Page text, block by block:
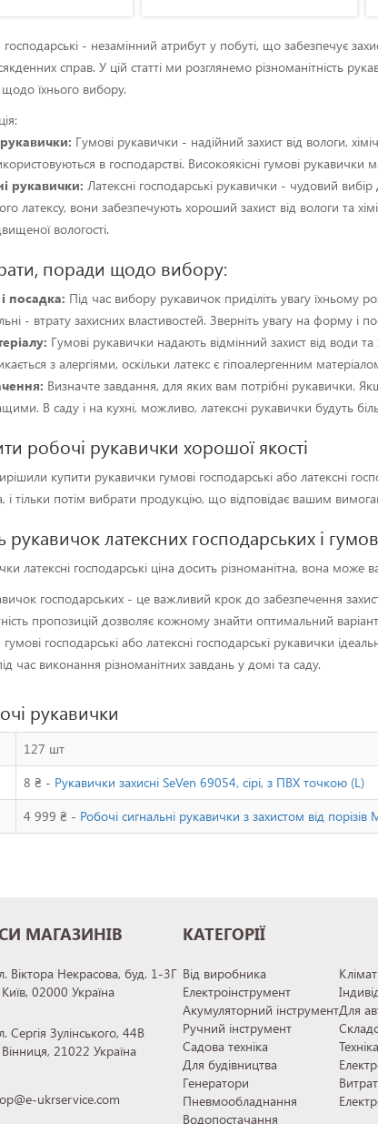
- незамінний атрибут у побуті, що забезпечує
справ. У цій статті ми розглянемо різноманітність
їхнього вибору.
Гумові рукавички - надійний захист від вологи,
в господарстві. Високоякісні гумові рукавички
рукавички: Латексні господарські рукавички - чудовий вибір
латексу, вони забезпечують хороший захист від вологи та
вологості.
поради щодо вибору:
посадка: Під час вибору рукавичок приділіть увагу їхньому
- втрату захисних властивостей. Зверніть увагу на форму і
Гумові рукавички надають відмінний захист від води
з алергіями, оскільки латекс є гіпоалергенним
Визначте завдання, для яких вам потрібні рукавички.
В саду і на кухні, можливо, латексні рукавички будуть
робочі рукавички хорошої якості
купити рукавички гумові господарські або латексні
і тільки потім вибрати продукцію, що відповідає вашим
рукавичок латексних господарських і
латексні господарські ціна досить різноманітна, вона може
господарських - це важливий крок до забезпечення
пропозицій дозволяє кожному знайти оптимальний
господарські або латексні господарські рукавички
час виконання різноманітних завдань у домі та саду.
рукавички
127 шт
8 ₴ - Рукавички захисні SeVen 69054, сірі, з ПВХ точкою (L)
4 999 ₴ - Робочі сигнальні рукавички з захистом від
МАГАЗИНІВ
Віктора Некрасова, буд. 1-3Г
02000 Україна
Сергія Зулінського, 44В
21022 Україна
ukrservice.com
КАТЕГОРІЇ
Від виробника
Електроінструмент
Акумуляторний інструмент
Ручний інструмент
Садова техніка
Для будівництва
Генератори
Пневмообладнання
Водопостачання
Для